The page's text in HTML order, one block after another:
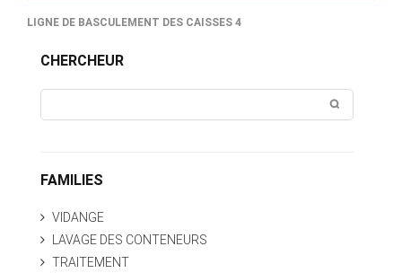
LIGNE DE BASCULEMENT DES CAISSES 4
CHERCHEUR
FAMILIES
VIDANGE
LAVAGE DES CONTENEURS
TRAITEMENT